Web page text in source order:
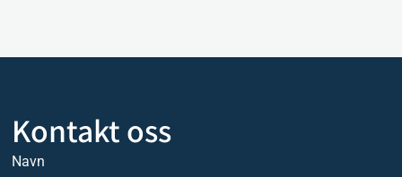
Kontakt oss
Navn